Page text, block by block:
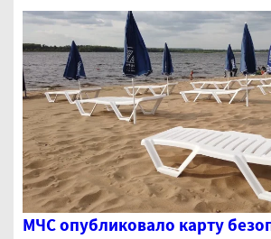
МЧС опубликовало карту